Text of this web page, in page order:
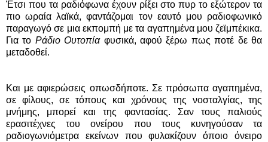
Έτσι που τα ραδιόφωνα έχουν ρίξει στο πυρ το εξώτερον τα
πιο ωραία λαϊκά, φαντάζομαι τον εαυτό μου ραδιοφωνικό
παραγωγό σε μια εκπομπή με τα αγαπημένα μου ζεϊμπέκικα.
Για το Ράδιο Ουτοπίαφυσικά, αφού ξέρω πως ποτέ δε θα
μεταδοθεί.
Και με αφιερώσεις οπωσδήποτε. Σε πρόσωπα αγαπημένα,
σε φίλους, σε τόπους και χρόνους της νοσταλγίας, της
μνήμης, μπορεί και της φαντασίας. Σαν τους παλιούς
ερασιτέχνες του ονείρου που τους κυνηγούσαν τα
ραδιογωνιόμετρα εκείνων που φυλακίζουν όποιο όνειρο